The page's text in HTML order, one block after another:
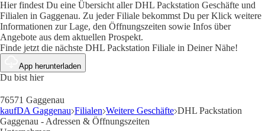
Hier findest Du eine Übersicht aller DHL Packstation Geschäfte und
Filialen in Gaggenau. Zu jeder Filiale bekommst Du per Klick weitere
Informationen zur Lage, den Öffnungszeiten sowie Infos über
Angebote aus dem aktuellen Prospekt.
Finde jetzt die nächste DHL Packstation Filiale in Deiner Nähe!
App herunterladen
Du bist hier
76571 Gaggenau
kaufDA Gaggenau Filialen Weitere Geschäfte DHL Packstation
Gaggenau - Adressen & Öffnungszeiten